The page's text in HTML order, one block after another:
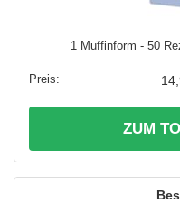
1 Muffinform - 50
ZUM